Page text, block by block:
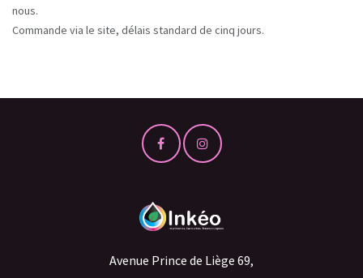
nous.
Commande via le site, délais standard de cinq jours.
Avenue Prince de Liège 69,